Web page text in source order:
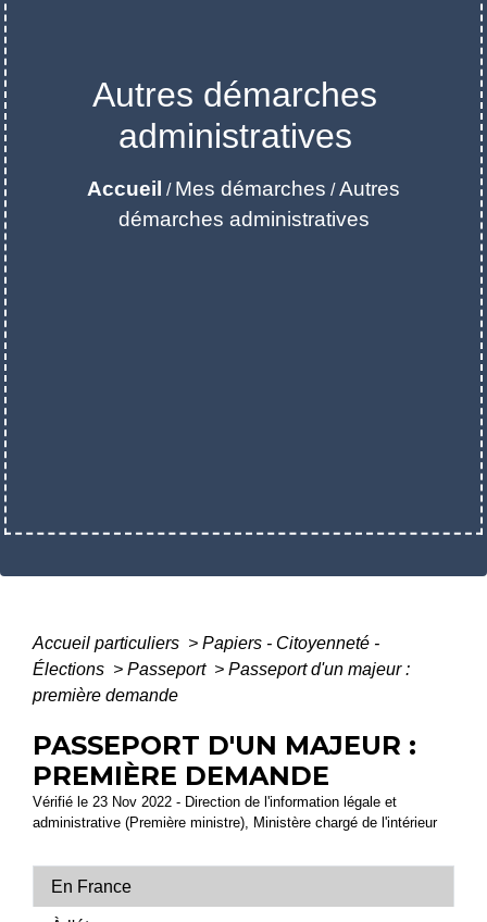
Autres démarches
administratives
Accueil / Mes démarches /Autres
démarches administratives
Accueil particuliers > Papiers - Citoyenneté -
Élections > Passeport > Passeport d'un majeur :
première demande
PASSEPORT D'UN MAJEUR :
PREMIÈRE DEMANDE
Vérifié le 23 Nov 2022 - Direction de l'information légale et
administrative (Première ministre), Ministère chargé de l'intérieur
En France